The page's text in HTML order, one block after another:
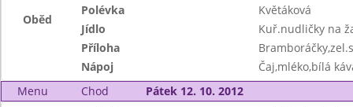
Oběd
Polévka
Květáková
Jídlo
Kuř.nudličky na
Příloha
Nápoj
Čaj,mléko,bílá
Menu
Chod Pátek 12. 10. 2012